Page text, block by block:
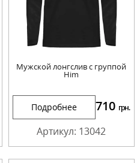
Мужской лонгслив с группой
Him
Подробнее 710 грн.
Артикул: 13042